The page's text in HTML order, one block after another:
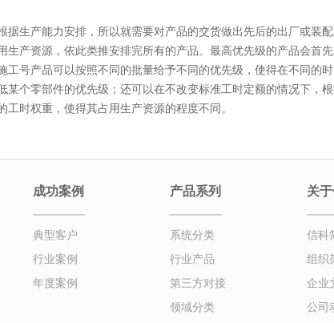
据生产能力安排，所以就需要对产品的交货做出先后的出厂或装
生产资源，依此类推安排完所有的产品。最高优先级的产品会首
工号产品可以按照不同的批量给予不同的优先级，使得在不同的
某个零部件的优先级；还可以在不改变标准工时定额的情况下，
工时权重，使得其占用生产资源的程度不同。
成功案例
典型客户
行业案例
年度案例
产品系列
系统分类
行业产品
第三方对接
领域分类
关
信科
组织
企业
公司